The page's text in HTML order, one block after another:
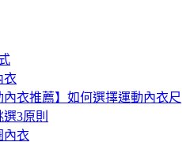
衣
內衣推薦】如何選擇運動內衣尺
3原則
內衣